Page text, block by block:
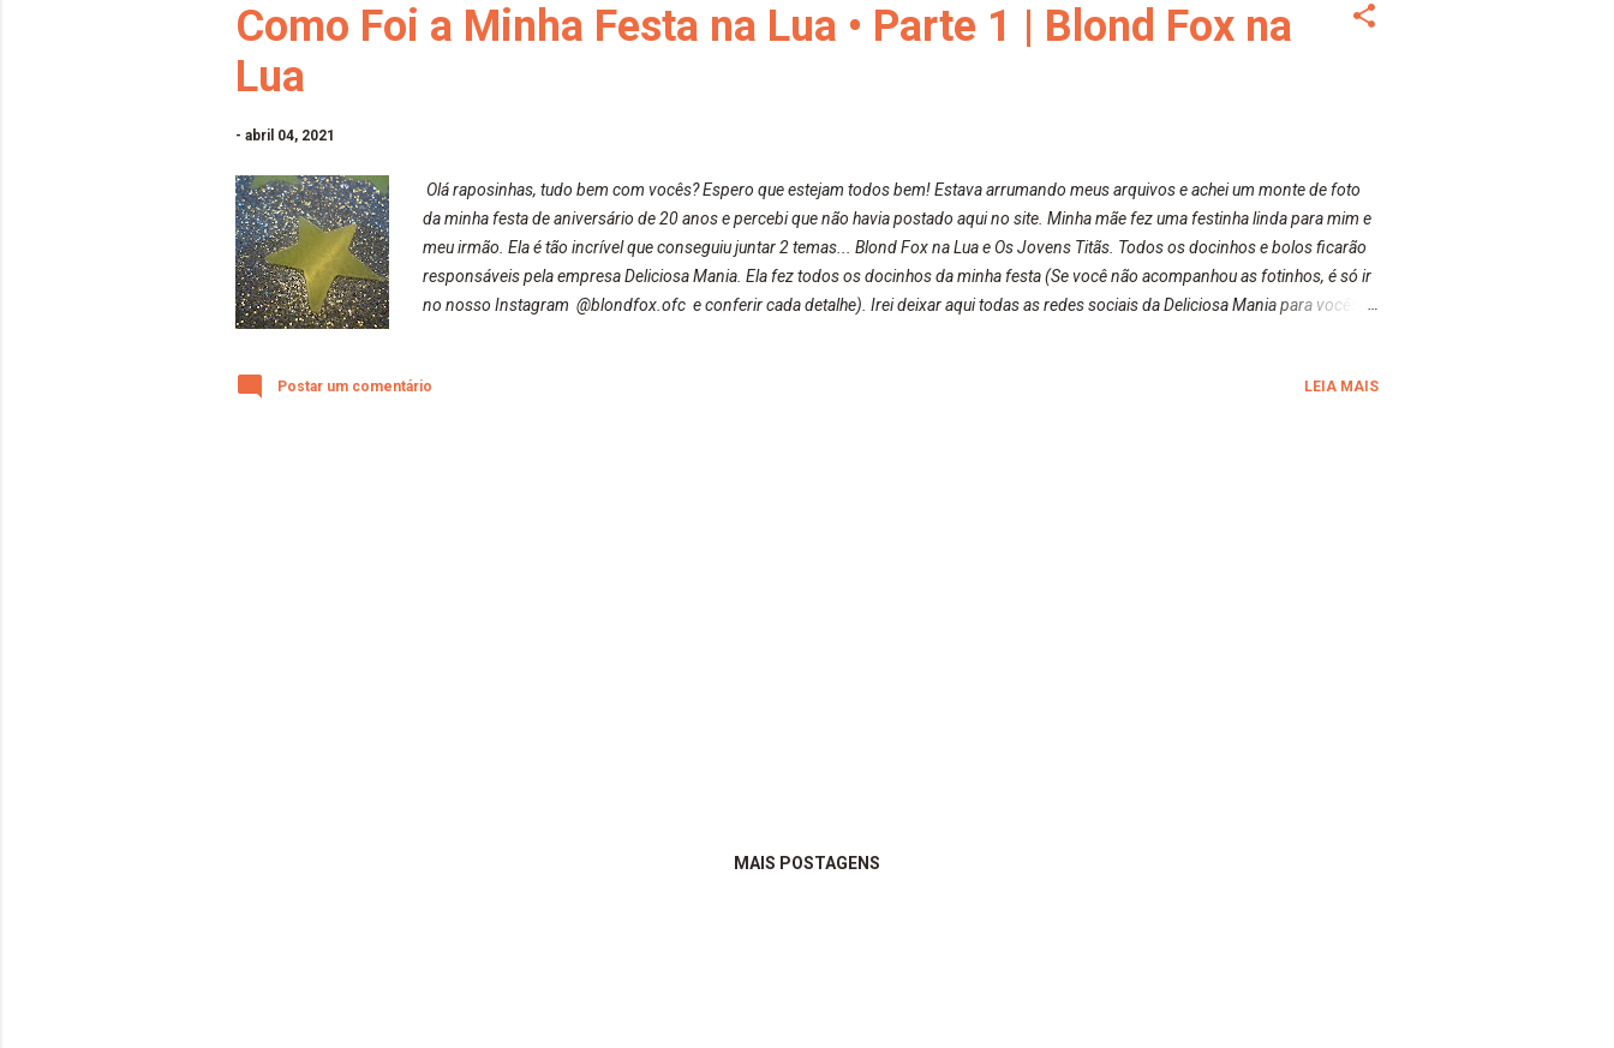
Como Foi a Minha Festa na Lua • Parte 1 | Blond Fox na
Lua
- abril 04, 2021
Olá raposinhas, tudo bem com vocês? Espero que estejam todos bem! Estava arrumando meus arquivos e achei um monte de foto
da minha festa de aniversário de 20 anos e percebi que não havia postado aqui no site. Minha mãe fez uma festinha linda para mim e
meu irmão. Ela é tão incrível que conseguiu juntar 2 temas... Blond Fox na Lua e Os Jovens Titãs. Todos os docinhos e bolos ficarão
responsáveis pela empresa Deliciosa Mania. Ela fez todos os docinhos da minha festa (Se você não acompanhou as fotinhos, é só ir
no nosso Instagram @blondfox.ofc e conferir cada detalhe). Irei deixar aqui todas as redes sociais da Deliciosa Mania para vocês,
esqueçam de falar que é indicação da Blond Fox! Espero que gostem e ...
Postar um comentário LEIA MAIS
MAIS POSTAGENS